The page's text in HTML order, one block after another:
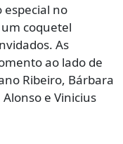
especial no
coquetel
As
ao lado de
Ribeiro, Bárbara
e Vinicius